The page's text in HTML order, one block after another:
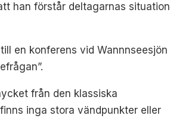
han förstår deltagarnas situation
en konferens vid Wannnseesjön
från den klassiska
inga stora vändpunkter eller